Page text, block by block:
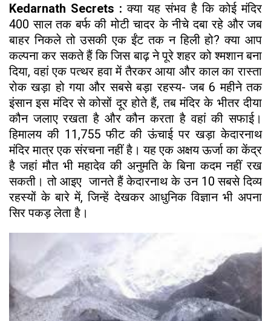
Kedarnath Secrets :क्या यह संभव है कि कोई मंदिर
400 साल तक बर्फ की मोटी चादर के नीचे दबा रहे और जब
बाहर निकले तो उसकी एक ईंट तक न हिली हो? क्या आप
कल्पना कर सकते हैं कि जिस बाढ़ ने पूरे शहर को श्मशान बना
दिया, वहां एक पत्थर हवा में तैरकर आया और काल का रास्ता
रोक खड़ा हो गया और सबसे बड़ा रहस्य- जब 6 महीने तक
इंसान इस मंदिर से कोसों दूर होते हैं, तब मंदिर के भीतर दीया
कौन जलाए रखता है और कौन करता है वहां की सफाई।
हिमालय की 11,755 फीट की ऊंचाई पर खड़ा केदारनाथ
मंदिर मात्र एक संरचना नहीं है। यह एक अक्षय ऊर्जा का केंद्र
है जहां मौत भी महादेव की अनुमति के बिना कदम नहीं रख
सकती। तो आइए जानते हैं केदारनाथ के उन 10 सबसे दिव्य
रहस्यों के बारे में, जिन्हें देखकर आधुनिक विज्ञान भी अपना
सिर पकड़ लेता है।